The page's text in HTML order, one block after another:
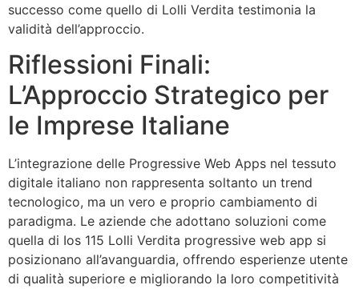
successo come quello di Lolli Verdita testimonia la
validità dell’approccio.
Riflessioni Finali:
L’Approccio Strategico per
le Imprese Italiane
L’integrazione delle Progressive Web Apps nel tessuto
digitale italiano non rappresenta soltanto un trend
tecnologico, ma un vero e proprio cambiamento di
paradigma. Le aziende che adottano soluzioni come
quella di Ios 115 Lolli Verdita progressive web app si
posizionano all’avanguardia, offrendo esperienze utente
di qualità superiore e migliorando la loro competitività